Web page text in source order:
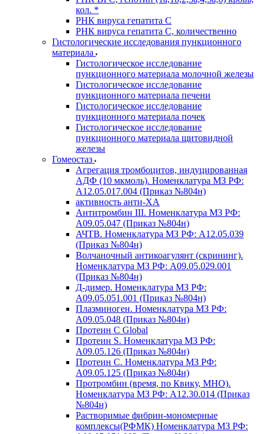
кол. *
РНК вируса гепатита C
РНК вируса гепатита C, количественно
Гистологические исследования пункционного
материала
Гистологическое исследование
пункционного материала молочной железы
Гистологическое исследование
пункционного материала печени
Гистологическое исследование
пункционного материала почек
Гистологическое исследование
пункционного материала щитовидной
железы
Гомеостаз
Агрегация тромбоцитов, индуцированная
АДФ (10 мкмоль). Номенклатура МЗ РФ:
A12.05.017.004 (Приказ №804н)
активность анти-ХА
Антитромбин III. Номенклатура МЗ РФ:
A09.05.047 (Приказ №804н)
АЧТВ. Номенклатура МЗ РФ: A12.05.039
(Приказ №804н)
Волчаночный антикоагулянт (скрининг).
Номенклатура МЗ РФ: A09.05.029.001
(Приказ №804н)
Д-димер. Номенклатура МЗ РФ:
A09.05.051.001 (Приказ №804н)
Плазминоген. Номенклатура МЗ РФ:
A09.05.048 (Приказ №804н)
Протеин C Global
Протеин S. Номенклатура МЗ РФ:
A09.05.126 (Приказ №804н)
Протеин С. Номенклатура МЗ РФ:
A09.05.125 (Приказ №804н)
Протромбин (время, по Квику, МНО).
Номенклатура МЗ РФ: A12.30.014 (Приказ
№804н)
Растворимые фибрин-мономерные
комплексы(РФМК) Номенклатура МЗ РФ: